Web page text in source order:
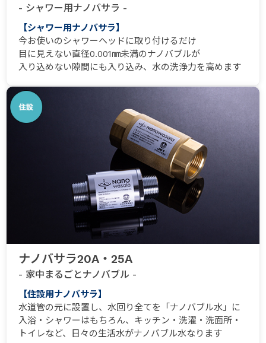
- シャワー用ナノバサラ -
【シャワー用ナノバサラ】
今お使いのシャワーヘッドに取り付けるだけ
目に見えない直径0.001㎜未満のナノバブルが
入り込めない隙間にも入り込み、水の洗浄力を高めます
ナノバサラ20A・25A
- 家中まるごとナノバブル -
【住設用ナノバサラ】
水道管の元に設置し、水回り全てを「ナノバブル水」に
入浴・シャワーはもちろん、キッチン・洗濯・洗面所・
トイレなど、日々の生活水がナノバブル水なります